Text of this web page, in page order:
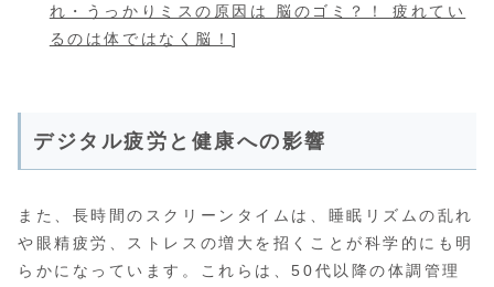
れ・うっかりミスの原因は 脳のゴミ？！ 疲れてい
るのは体ではなく脳！]
デジタル疲労と健康への影響
また、長時間のスクリーンタイムは、睡眠リズムの乱れ
や眼精疲労、ストレスの増大を招くことが科学的にも明
らかになっています。これらは、50代以降の体調管理